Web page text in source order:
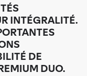
INTÉGRALITÉ.
DE
DUO.